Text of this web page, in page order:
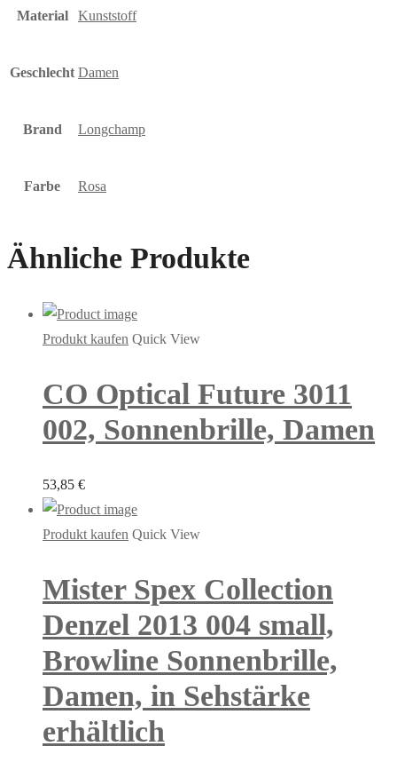
Material Kunststoff
Geschlecht Damen
Brand Longchamp
Farbe Rosa
Ähnliche Produkte
Produkt kaufen Quick View
CO Optical Future 3011
002, Sonnenbrille, Damen
53,85 €
Produkt kaufen Quick View
Mister Spex Collection
Denzel 2013 004 small,
Browline Sonnenbrille,
Damen, in Sehstärke
erhältlich